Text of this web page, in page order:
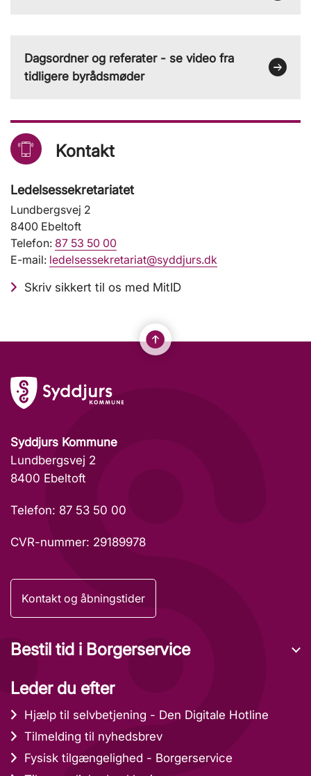
Dagsordner og referater - se video fra
tidligere byrådsmøder
Kontakt
Ledelsessekretariatet
Lundbergsvej 2
8400 Ebeltoft
Telefon: 87 53 50 00
E-mail: ledelsessekretariat@syddjurs.dk
Skriv sikkert til os med MitID
Syddjurs Kommune
Lundbergsvej 2
8400 Ebeltoft
Telefon: 87 53 50 00
CVR-nummer: 29189978
Kontakt og åbningstider
Bestil tid i Borgerservice
Leder du efter
Hjælp til selvbetjening - Den Digitale Hotline
Tilmelding til nyhedsbrev
Fysisk tilgængelighed - Borgerservice